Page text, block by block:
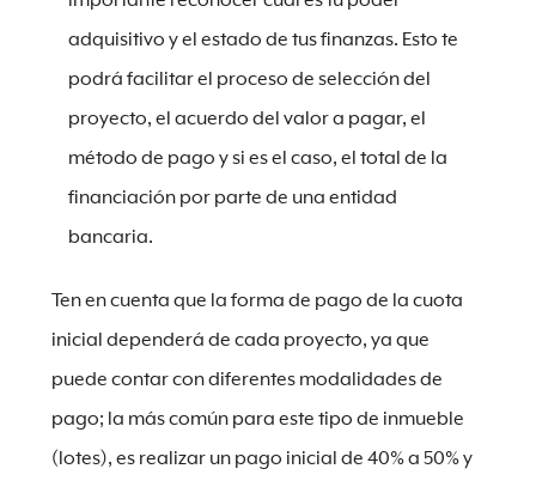
adquisitivo y el estado de tus finanzas. Esto te
podrá facilitar el proceso de selección del
proyecto, el acuerdo del valor a pagar, el
método de pago y si es el caso, el total de la
financiación por parte de una entidad
bancaria.
Ten en cuenta que la forma de pago de la cuota
inicial dependerá de cada proyecto, ya que
puede contar con diferentes modalidades de
pago; la más común para este tipo de inmueble
(lotes), es realizar un pago inicial de 40% a 50% y